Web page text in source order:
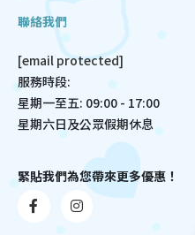
聯絡我們
[email protected]
服務時段:
星期一至五: 09:00 - 17:00
星期六日及公眾假期休息
緊貼我們為您帶來更多優惠！